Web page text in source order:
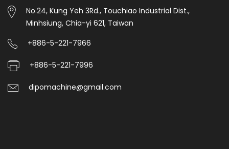
No.24, Kung Yeh 3Rd., Touchiao Industrial Dist.,
Minhsiung, Chia-yi 621, Taiwan
+886-5-221-7966
+886-5-221-7996
dipomachine@gmail.com